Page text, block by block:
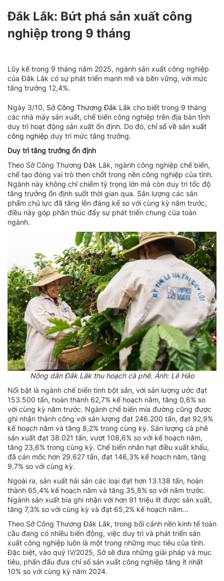
Đắk Lắk: Bứt phá sản xuất công
nghiệp trong 9 tháng
Lũy kế trong 9 tháng năm 2025, ngành sản xuất công nghiệp
của Đắk Lắk có sự phát triển mạnh mẽ và bền vững, với mức
tăng trưởng 12,4%.
Ngày 3/10, Sở Công Thương Đắk Lắk cho biết trong 9 tháng
các nhà máy sản xuất, chế biến công nghiệp trên địa bàn tỉnh
duy trì hoạt động sản xuất ổn định. Do đó, chỉ số về sản xuất
công nghiệp duy trì mức tăng trưởng.
Duy trì tăng trưởng ổn định
Theo Sở Công Thương Đắk Lắk, ngành công nghiệp chế biến,
chế tạo đóng vai trò then chốt trong nền công nghiệp của tỉnh.
Ngành này không chỉ chiếm tỷ trọng lớn mà còn duy trì tốc độ
tăng trưởng ổn định suốt thời gian qua. Sản lượng các sản
phẩm chủ lực đã tăng lên đáng kể so với cùng kỳ năm trước,
điều này góp phần thúc đẩy sự phát triển chung của toàn
ngành.
Nông dân Đắk Lắk thu hoạch cà phê. Ảnh: Lê Hảo
Nổi bật là ngành chế biến tinh bột sắn, với sản lượng ước đạt
153.500 tấn, hoàn thành 62,7% kế hoạch năm, tăng 0,6% so
với cùng kỳ năm trước. Ngành chế biến mía đường cũng được
ghi nhận thành công với sản lượng đạt 246.200 tấn, đạt 92,9%
kế hoạch năm và tăng 8,2% trong cùng kỳ. Sản lượng cà phê
sản xuất đạt 38.021 tấn, vượt 108,6% so với kế hoạch năm,
tăng 23,6% trong cùng kỳ. Chế biến nhân hạt điều xuất khẩu,
đã cán mốc hơn 29.627 tấn, đạt 146,3% kế hoạch năm, tăng
9,7% so với cùng kỳ.
Ngoài ra, sản xuất hải sản các loại đạt hơn 13.138 tấn, hoàn
thành 65,4% kế hoạch năm và tăng 35,8% so với năm trước.
Ngành sản xuất bia ghi nhận với hơn 91 triệu lít được sản xuất,
tăng 7,3% so với cùng kỳ và đạt 65,2% kế hoạch năm...
Theo Sở Công Thương Đắk Lắk, trong bối cảnh nền kinh tế toàn
cầu đang có nhiều biến động, việc duy trì và phát triển sản
xuất công nghiệp luôn là một trong những mục tiêu của tỉnh.
Đặc biệt, vào quý IV/2025, Sở sẽ đưa những giải pháp và mục
tiêu, phấn đấu đưa chỉ số sản xuất công nghiệp tăng ít nhất
10% so với cùng kỳ năm 2024.